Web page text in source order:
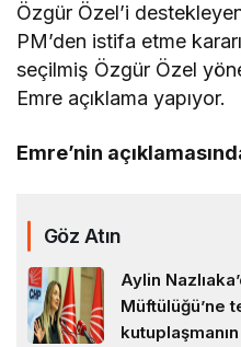
Özgür Özel’i
PM’den istifa etme
seçilmiş Özgür Özel
Emre açıklama yapıyor.
Emre’nin
Göz Atın
Aylin
Müftülüğü’ne